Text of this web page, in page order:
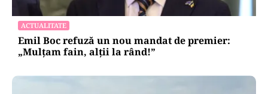
ACTUALITATE
Emil Boc refuză un nou mandat de premier:
„Mulțam fain, alții la rând!”